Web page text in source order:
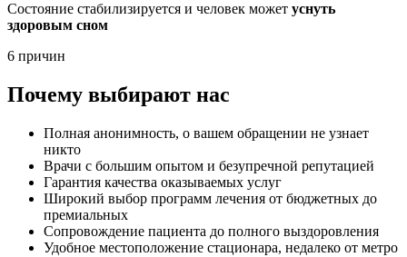
Состояние стабилизируется и человек может уснуть
здоровым сном
6 причин
Почему выбирают нас
Полная анонимность, о вашем обращении не узнает
никто
Врачи с большим опытом и безупречной репутацией
Гарантия качества оказываемых услуг
Широкий выбор программ лечения от бюджетных до
премиальных
Сопровождение пациента до полного выздоровления
Удобное местоположение стационара, недалеко от метро